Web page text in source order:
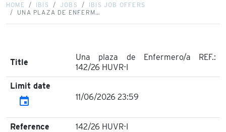
HOME IBIS JOBS
IBIS JOB OFFERS
UNA PLAZA DE ENFERM…
Title
Una plaza de Enfermero/a REF.:
142/26 HUVR-I
Limit date
event 11/06/2026 23:59
Reference
142/26 HUVR-I